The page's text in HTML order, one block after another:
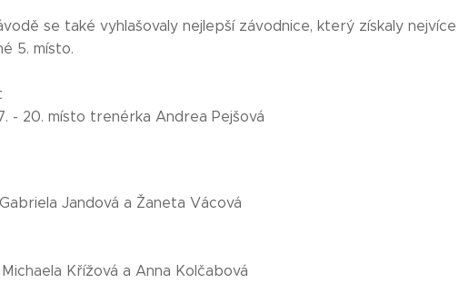
se také vyhlašovaly nejlepší závodnice, který získaly
5. místo.
- 20. místo trenérka Andrea Pejšová
Jandová a Žaneta Vácová
Křížová a Anna Kolčabová